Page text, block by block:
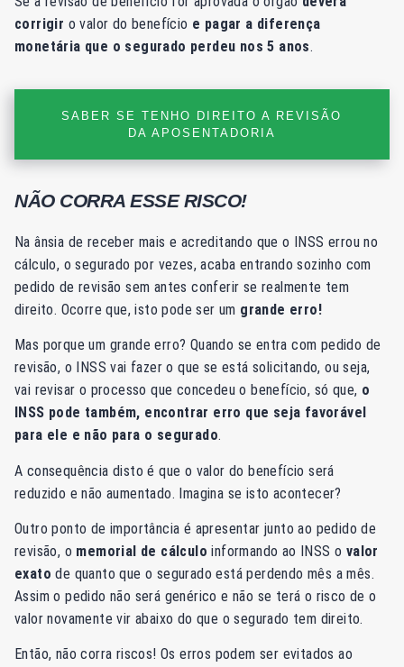
corrigir o valor do benefício e pagar a diferença
monetária que o segurado perdeu nos 5 anos.
SABER SE TENHO DIREITO A REVISÃO
DA APOSENTADORIA
NÃO CORRA ESSE RISCO!
Na ânsia de receber mais e acreditando que o INSS errou no
cálculo, o segurado por vezes, acaba entrando sozinho com
pedido de revisão sem antes conferir se realmente tem
direito. Ocorre que, isto pode ser um grande erro!
Mas porque um grande erro? Quando se entra com pedido de
revisão, o INSS vai fazer o que se está solicitando, ou seja,
vai revisar o processo que concedeu o benefício, só que, o
INSS pode também, encontrar erro que seja favorável
para ele e não para o segurado.
A consequência disto é que o valor do benefício será
reduzido e não aumentado. Imagina se isto acontecer?
Outro ponto de importância é apresentar junto ao pedido de
revisão, o memorial de cálculo informando ao INSS o valor
exato de quanto que o segurado está perdendo mês a mês.
Assim o pedido não será genérico e não se terá o risco de o
valor novamente vir abaixo do que o segurado tem direito.
Então, não corra riscos! Os erros podem ser evitados ao